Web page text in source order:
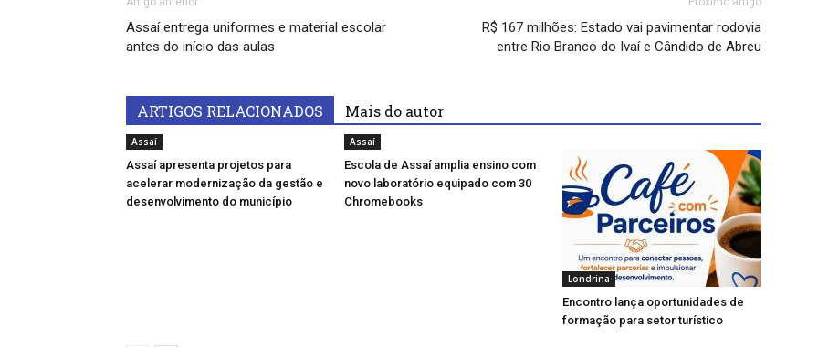
Assaí entrega uniformes e material escolar
antes do início das aulas
R$ 167 milhões: Estado vai pavimentar rodovia
entre Rio Branco do Ivaí e Cândido de Abreu
ARTIGOS RELACIONADOS Mais do autor
Assaí
Assaí apresenta projetos para
acelerar modernização da gestão e
desenvolvimento do município
Assaí
Escola de Assaí amplia ensino com
novo laboratório equipado com 30
Chromebooks
Londrina
Encontro lança oportunidades de
formação para setor turístico